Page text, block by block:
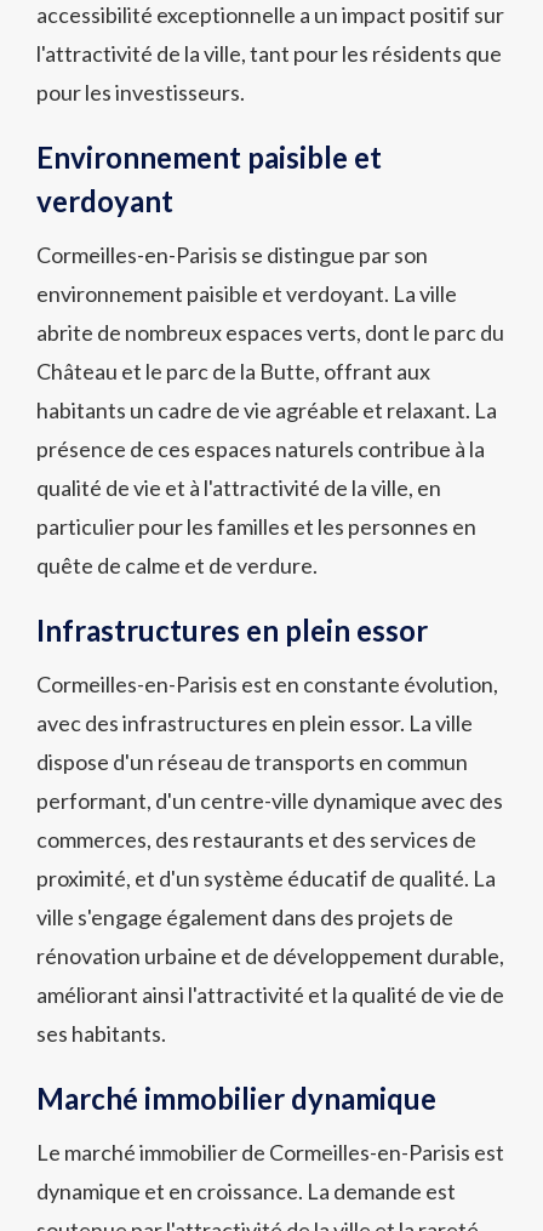
accessibilité exceptionnelle a un impact positif sur
l'attractivité de la ville, tant pour les résidents que
pour les investisseurs.
Environnement paisible et
verdoyant
Cormeilles-en-Parisis se distingue par son
environnement paisible et verdoyant. La ville
abrite de nombreux espaces verts, dont le parc du
Château et le parc de la Butte, offrant aux
habitants un cadre de vie agréable et relaxant. La
présence de ces espaces naturels contribue à la
qualité de vie et à l'attractivité de la ville, en
particulier pour les familles et les personnes en
quête de calme et de verdure.
Infrastructures en plein essor
Cormeilles-en-Parisis est en constante évolution,
avec des infrastructures en plein essor. La ville
dispose d'un réseau de transports en commun
performant, d'un centre-ville dynamique avec des
commerces, des restaurants et des services de
proximité, et d'un système éducatif de qualité. La
ville s'engage également dans des projets de
rénovation urbaine et de développement durable,
améliorant ainsi l'attractivité et la qualité de vie de
ses habitants.
Marché immobilier dynamique
Le marché immobilier de Cormeilles-en-Parisis est
dynamique et en croissance. La demande est